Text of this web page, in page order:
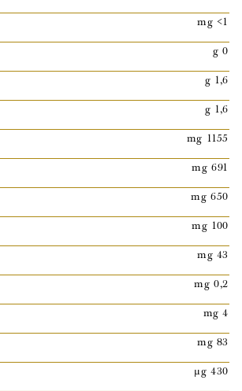
mg <1
g 0
g 1,6
g 1,6
mg 1155
mg 691
mg 650
mg 100
mg 43
mg 0,2
mg 4
mg 83
µg 430